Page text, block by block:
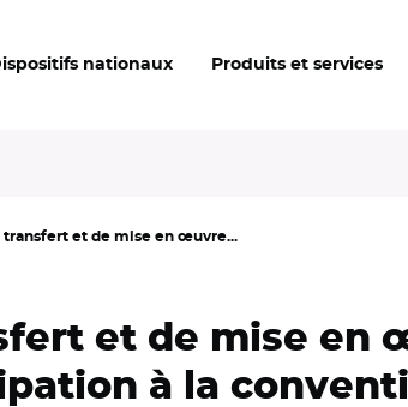
nationaux Produits et services
transfert et de mise en œuvre...
et de mise en
à la